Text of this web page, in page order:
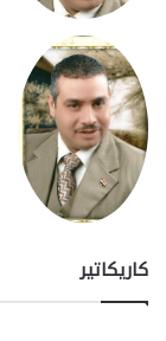
كاريكاتير